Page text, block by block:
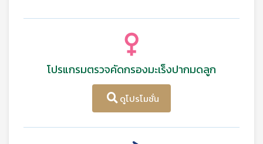
โปรแกรมตรวจคัดกรองมะเร็งปากมดลูก
ดูโปรโมชั่น